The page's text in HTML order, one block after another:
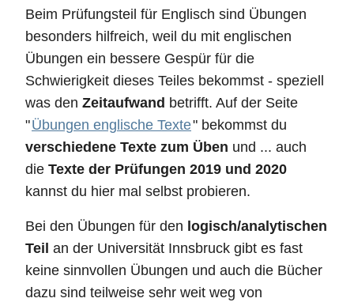
Beim Prüfungsteil für Englisch sind Übungen
besonders hilfreich, weil du mit englischen
Übungen ein bessere Gespür für die
Schwierigkeit dieses Teiles bekommst - speziell
was den Zeitaufwand betrifft. Auf der Seite
"Übungen englische Texte" bekommst du
verschiedene Texte zum Üben und ... auch
die Texte der Prüfungen 2019 und 2020
kannst du hier mal selbst probieren.
Bei den Übungen für den logisch/analytischen
Teil an der Universität Innsbruck gibt es fast
keine sinnvollen Übungen und auch die Bücher
dazu sind teilweise sehr weit weg von